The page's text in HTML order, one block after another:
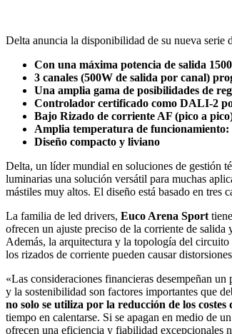
Delta anuncia la disponibilidad de su nueva
Con una máxima potencia de salida
3 canales (500W de salida por canal)
Una amplia gama de posibilidades de
Controlador certificado como DALI-2
Bajo Rizado de corriente AF (pico a
Amplia temperatura de funcionamiento:
Diseño compacto y liviano
Delta, un líder mundial en soluciones de gestión
luminarias una solución versátil para muchas
mástiles muy altos. El diseño está basado en
La familia de led drivers, Euco Arena Sport
ofrecen un ajuste preciso de la corriente de
Además, la arquitectura y la topología del
los rizados de corriente pueden causar
«Las consideraciones financieras desempeñan
y la sostenibilidad son factores importantes que
no solo se utiliza por la reducción de los
tiempo en calentarse. Si se apagan en medio de
ofrecen una eficiencia y fiabilidad excepcionales